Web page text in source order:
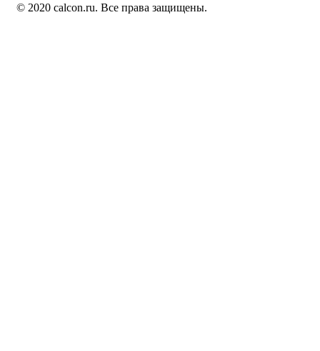
© 2020 calcon.ru. Все права защищены.